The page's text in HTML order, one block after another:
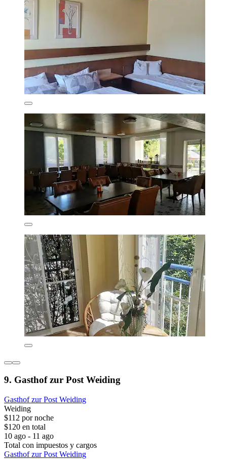
9. Gasthof zur Post Weiding
Gasthof zur Post Weiding
Weiding
$112 por noche
$120 en total
10 ago - 11 ago
Total con impuestos y cargos
Gasthof zur Post Weiding